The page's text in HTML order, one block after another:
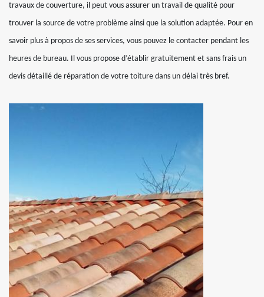
travaux de couverture, il peut vous assurer un travail de qualité pour
trouver la source de votre problème ainsi que la solution adaptée. Pour en
savoir plus à propos de ses services, vous pouvez le contacter pendant les
heures de bureau. Il vous propose d’établir gratuitement et sans frais un
devis détaillé de réparation de votre toiture dans un délai très bref.